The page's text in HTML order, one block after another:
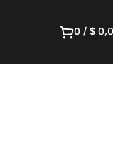
0 / $